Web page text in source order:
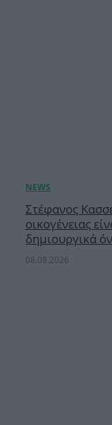
Στέφανος
οικογένειας
δημιουργικά
08.08.2026